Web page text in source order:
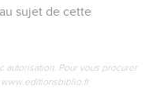
sujet de cette
autorisation. Pour vous procurer